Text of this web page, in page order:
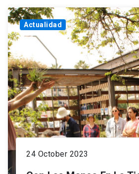
Actualidad
24 October 2023